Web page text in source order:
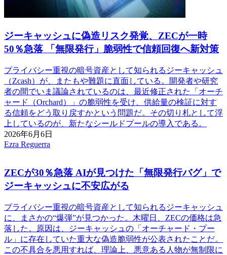
ジーキャッシュに偽造リスク発覚、ZECが一時
50％急落 「無限発行」脆弱性で信頼回復へ新対策
プライバシー重視の暗号資産として知られるジーキャッシュ
（Zcash）が、またもや難題に直面している。開発者や研究
者の間でいま議論されているのは、最近修正された「オーチ
ャード（Orchard）」の脆弱性を受け、供給量の検証に対す
る信頼をどう取り戻すかという問題だ。その切り札として浮
上しているのが、新たなシールドプールの導入である。
2026年6月6日
Ezra Reguerra
ZECが30％急落 AIが見つけた「無限発行バグ」で
ジーキャッシュに不安広がる
プライバシー重視の暗号資産として知られるジーキャッシュ
に、まさかの“爆弾”が見つかった。木曜日、ZECの価格は急
落した。原因は、ジーキャッシュの「オーチャード・プー
ル」に存在していた重大な偽造脆弱性が公表されたことだ。
この不具合を悪用すれば、理論上、悪意ある人物が無制限に